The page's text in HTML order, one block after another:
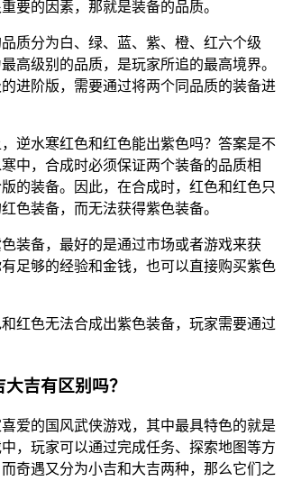
要的因素，那就是装备的品质。
质分为白、绿、蓝、紫、橙、红六个级
高级别的品质，是玩家所追的最高境界。
进阶版，需要通过将两个同品质的装备进
逆水寒红色和红色能出紫色吗？答案是不
中，合成时必须保证两个装备的品质相
的装备。因此，在合成时，红色和红色只
色装备，而无法获得紫色装备。
装备，最好的是通过市场或者游戏来获
足够的经验和金钱，也可以直接购买紫色
红色无法合成出紫色装备，玩家需要通过
吉有区别吗？
爱的国风武侠游戏，其中最具特色的就是
，玩家可以通过完成任务、探索地图等方
奇遇又分为小吉和大吉两种，那么它们之